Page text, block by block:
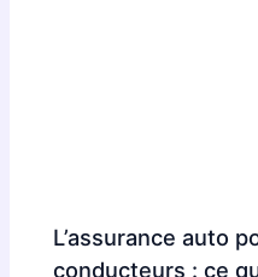
L’assurance auto
conducteurs : ce